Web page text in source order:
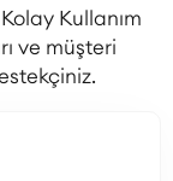
Kullanım
ve müşteri